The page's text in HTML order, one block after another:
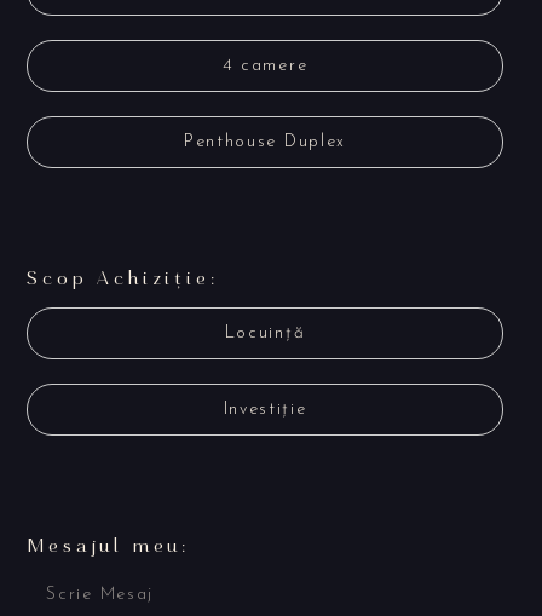
4 camere
Penthouse Duplex
Scop Achiziție:
Locuință
Investiție
Mesajul meu: